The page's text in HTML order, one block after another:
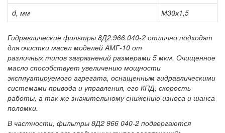
d, мм
М30х1,5
Гидравлические фильтры 8Д2.966.040-2 отлично подходят
для очистки масел моделей АМГ-10 от
различных типов загрязнений размерами 5 мкм. Очищенное
масло способствует увеличению мощности
эксплуатируемого агрегата, оснащенным гидравлическими
системами привода и управления, его КПД, скорость
работы, а так же значительному снижению износа и шанса
поломки.
В частности, фильтры 8Д2 966 040-2 подвергаются